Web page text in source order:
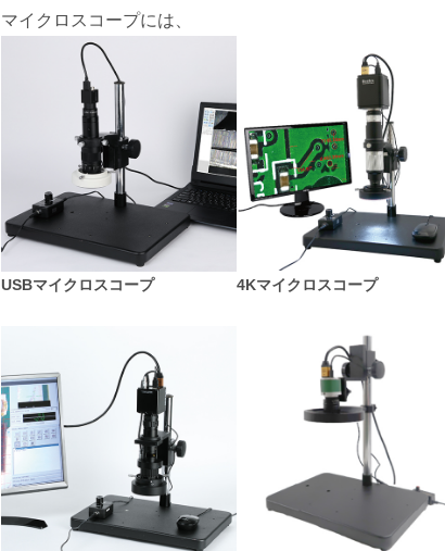
マイクロスコープには、
USBマイクロスコープ 4Kマイクロスコープ